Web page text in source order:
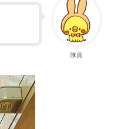
隊員